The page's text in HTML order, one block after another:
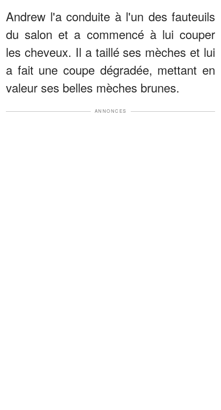
Andrew l'a conduite à l'un des fauteuils
du salon et a commencé à lui couper
les cheveux. Il a taillé ses mèches et lui
a fait une coupe dégradée, mettant en
valeur ses belles mèches brunes.
ANNONCES